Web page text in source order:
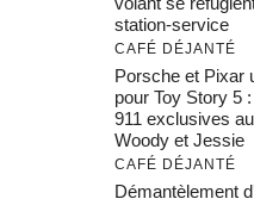
station-service
CAFÉ DÉJANTÉ
Porsche et Pixar
pour Toy Story 5
911 exclusives
Woody et Jessie
CAFÉ DÉJANTÉ
Démantèlement